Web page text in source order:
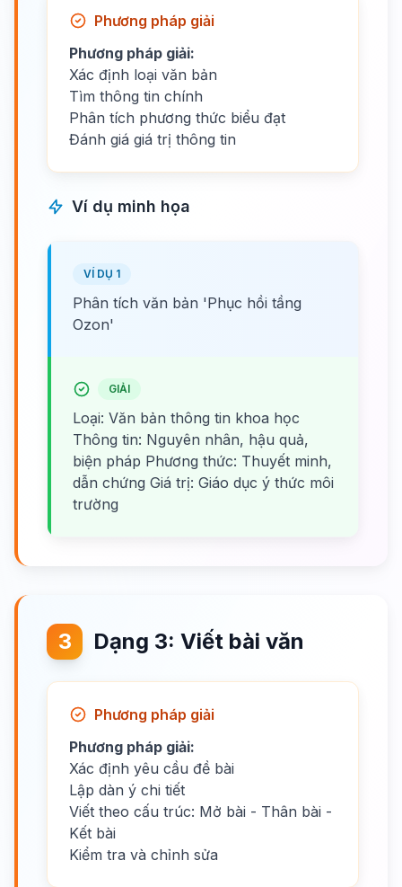
Phương pháp giải
Phương pháp giải:
Xác định loại văn bản
Tìm thông tin chính
Phân tích phương thức biểu đạt
Đánh giá giá trị thông tin
Ví dụ minh họa
VÍ DỤ 1
Phân tích văn bản 'Phục hồi tầng
Ozon'
GIẢI
Loại: Văn bản thông tin khoa học
Thông tin: Nguyên nhân, hậu quả,
biện pháp Phương thức: Thuyết minh,
dẫn chứng Giá trị: Giáo dục ý thức môi
trường
3 Dạng 3: Viết bài văn
Phương pháp giải
Phương pháp giải:
Xác định yêu cầu đề bài
Lập dàn ý chi tiết
Viết theo cấu trúc: Mở bài - Thân bài -
Kết bài
Kiểm tra và chỉnh sửa